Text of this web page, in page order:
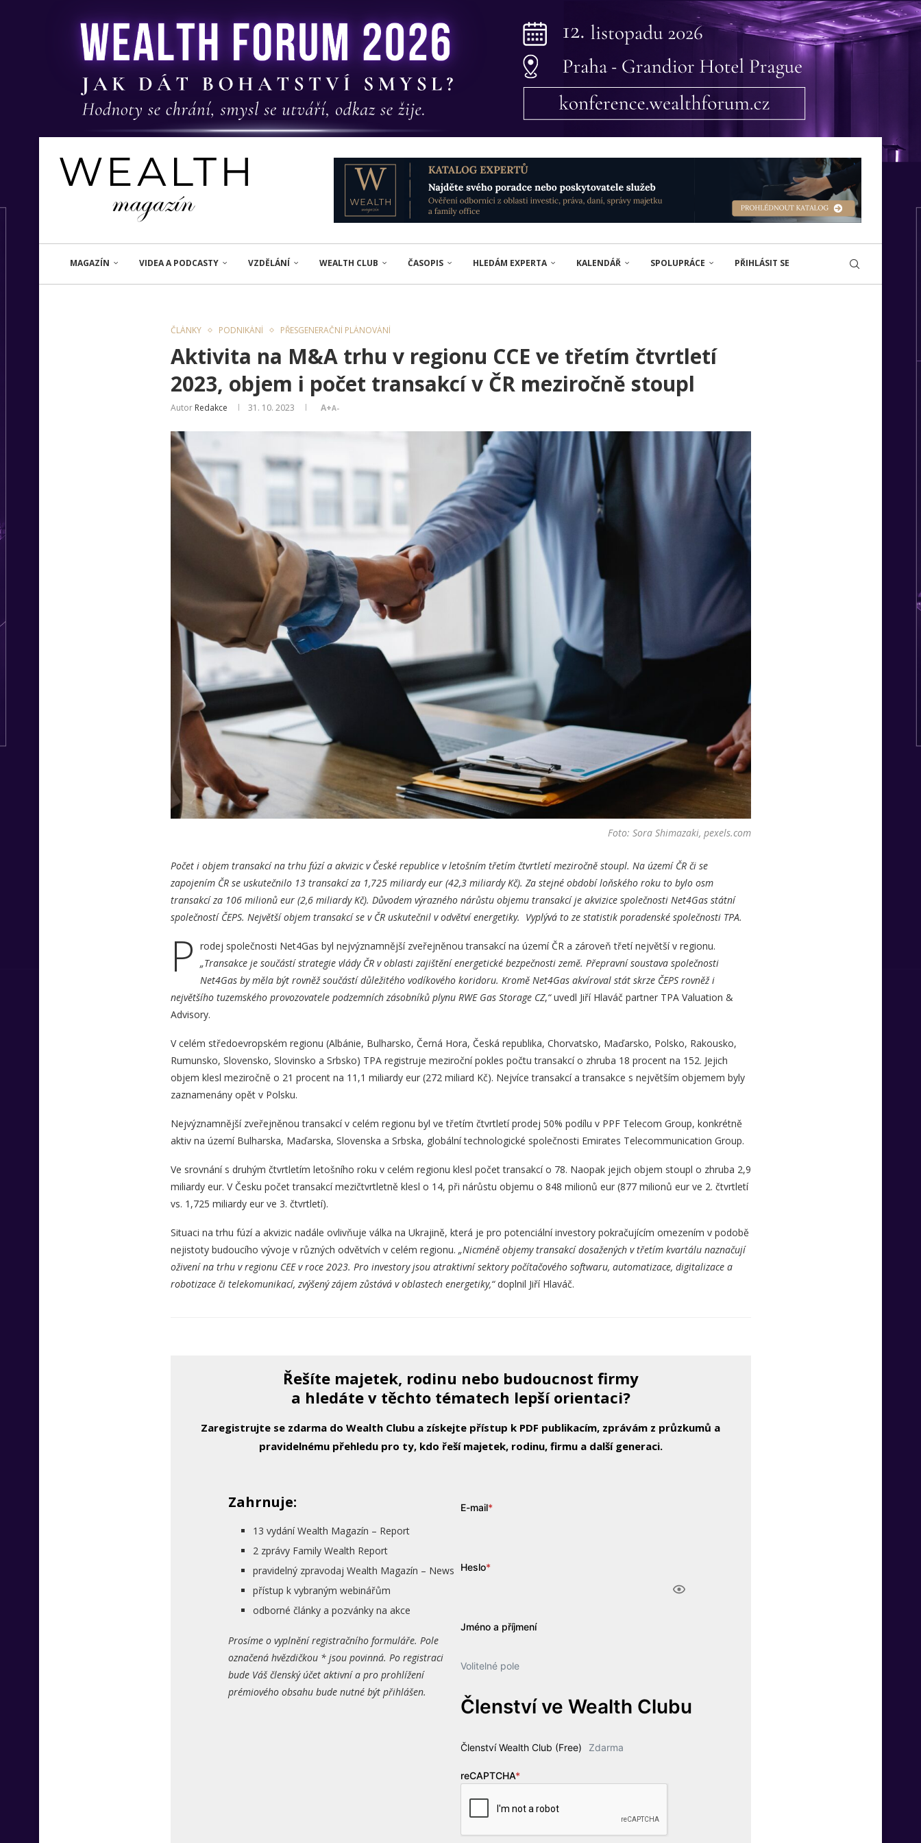
MAGAZÍN VIDEA A PODCASTY VZDĚLÁNÍ WEALTH CLUB ČASOPIS HLEDÁM EXPERTA KALENDÁŘ SPOLUPRÁCE PŘIHLÁSIT SE
ČLÁNKY PODNIKÁNÍ PŘESGENERAČNÍ PLÁNOVÁNÍ
Aktivita na M&A trhu v regionu CCE ve třetím čtvrtletí
2023, objem i počet transakcí v ČR meziročně stoupl
Autor Redakce 31. 10. 2023 A+A-
Foto: Sora Shimazaki, pexels.com
Počet i objem transakcí na trhu fúzí a akvizic v České republice v letošním třetím čtvrtletí meziročně stoupl. Na území ČR či se
zapojením ČR se uskutečnilo 13 transakcí za 1,725 miliardy eur (42,3 miliardy Kč). Za stejné období loňského roku to bylo osm
transakcí za 106 milionů eur (2,6 miliardy Kč). Důvodem výrazného nárůstu objemu transakcí je akvizice společnosti Net4Gas státní
společností ČEPS. Největší objem transakcí se v ČR uskutečnil v odvětví energetiky. Vyplývá to ze statistik poradenské společnosti TPA.
P rodej společnosti Net4Gas byl nejvýznamnější zveřejněnou transakcí na území ČR a zároveň třetí největší v regionu.
„Transakce je součástí strategie vlády ČR v oblasti zajištění energetické bezpečnosti země. Přepravní soustava společnosti
Net4Gas by měla být rovněž součástí důležitého vodíkového koridoru. Kromě Net4Gas akvíroval stát skrze ČEPS rovněž i
největšího tuzemského provozovatele podzemních zásobníků plynu RWE Gas Storage CZ,“uvedl Jiří Hlaváč partner TPA Valuation &
Advisory.
V celém středoevropském regionu (Albánie, Bulharsko, Černá Hora, Česká republika, Chorvatsko, Maďarsko, Polsko, Rakousko,
Rumunsko, Slovensko, Slovinsko a Srbsko) TPA registruje meziroční pokles počtu transakcí o zhruba 18 procent na 152. Jejich
objem klesl meziročně o 21 procent na 11,1 miliardy eur (272 miliard Kč). Nejvíce transakcí a transakce s největším objemem byly
zaznamenány opět v Polsku.
Nejvýznamnější zveřejněnou transakcí v celém regionu byl ve třetím čtvrtletí prodej 50% podílu v PPF Telecom Group, konkrétně
aktiv na území Bulharska, Maďarska, Slovenska a Srbska, globální technologické společnosti Emirates Telecommunication Group.
Ve srovnání s druhým čtvrtletím letošního roku v celém regionu klesl počet transakcí o 78. Naopak jejich objem stoupl o zhruba 2,9
miliardy eur. V Česku počet transakcí mezičtvrtletně klesl o 14, při nárůstu objemu o 848 milionů eur (877 milionů eur ve 2. čtvrtletí
vs. 1,725 miliardy eur ve 3. čtvrtletí).
Situaci na trhu fúzí a akvizic nadále ovlivňuje válka na Ukrajině, která je pro potenciální investory pokračujícím omezením v podobě
nejistoty budoucího vývoje v různých odvětvích v celém regionu. „Nicméně objemy transakcí dosažených v třetím kvartálu naznačují
oživení na trhu v regionu CEE v roce 2023. Pro investory jsou atraktivní sektory počítačového softwaru, automatizace, digitalizace a
robotizace či telekomunikací, zvýšený zájem zůstává v oblastech energetiky,“doplnil Jiří Hlaváč.
Řešíte majetek, rodinu nebo budoucnost firmy
a hledáte v těchto tématech lepší orientaci?
Zaregistrujte se zdarma do Wealth Clubu a získejte přístup k PDF publikacím, zprávám z průzkumů a
pravidelnému přehledu pro ty, kdo řeší majetek, rodinu, firmu a další generaci.
Zahrnuje:
13 vydání Wealth Magazín – Report
2 zprávy Family Wealth Report
pravidelný zpravodaj Wealth Magazín – News
přístup k vybraným webinářům
odborné články a pozvánky na akce
Prosíme o vyplnění registračního formuláře. Pole
označená hvězdičkou * jsou povinná. Po registraci
bude Váš členský účet aktivní a pro prohlížení
prémiového obsahu bude nutné být přihlášen.
E-mail*
Heslo*
Jméno a příjmení
Volitelné pole
Členství ve Wealth Clubu
Členství Wealth Club (Free) Zdarma
reCAPTCHA*